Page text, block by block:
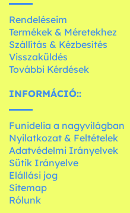
Rendeléseim
Termékek & Méretekhez
Szállítás & Kézbesítés
Visszaküldés
További Kérdések
INFORMÁCIÓ::
Funidelia a nagyvilágban
Nyilatkozat & Feltételek
Adatvédelmi Irányelvek
Sütik Irányelve
Elállási jog
Sitemap
Rólunk